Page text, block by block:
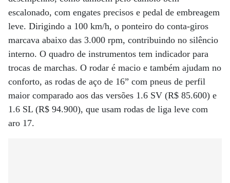
escalonado, com engates precisos e pedal de embreagem
leve. Dirigindo a 100 km/h, o ponteiro do conta-giros
marcava abaixo das 3.000 rpm, contribuindo no silêncio
interno. O quadro de instrumentos tem indicador para
trocas de marchas. O rodar é macio e também ajudam no
conforto, as rodas de aço de 16” com pneus de perfil
maior comparado aos das versões 1.6 SV (R$ 85.600) e
1.6 SL (R$ 94.900), que usam rodas de liga leve com
aro 17.